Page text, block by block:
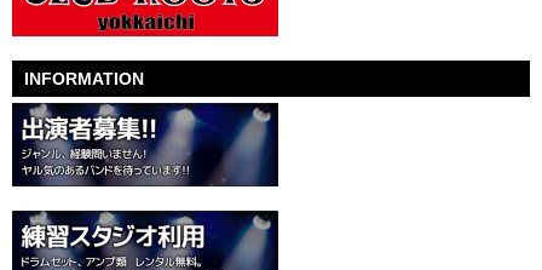
INFORMATION